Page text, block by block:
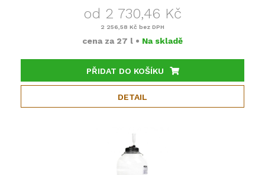
od 2 730,46 Kč
2 256,58 Kč bez DPH
cena za 27 l • Na skladě
PŘIDAT DO KOŠÍKU
DETAIL